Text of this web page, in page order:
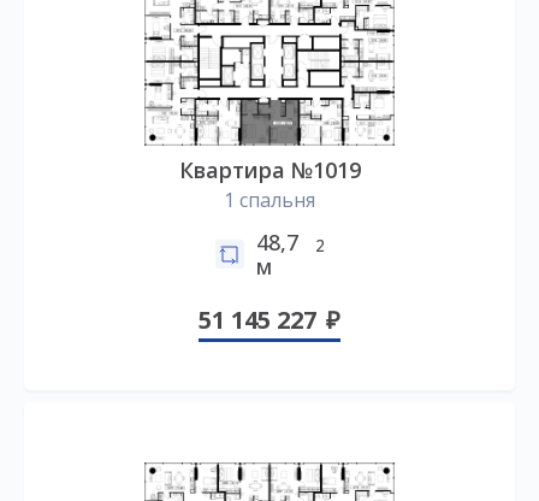
Квартира №1019
1 спальня
48,7
м
2
51 145 227